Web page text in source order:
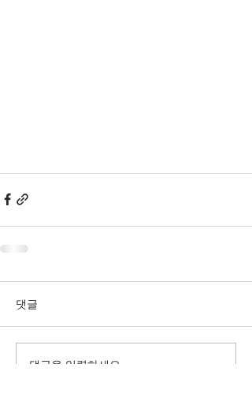
댓글
댓글을 입력하세요.